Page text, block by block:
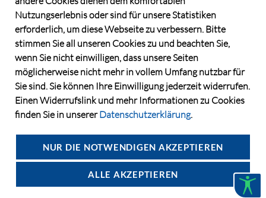
DATENSCHUTZ
Nutzungserlebnis oder sind für unsere Statistiken
erforderlich, um diese Webseite zu verbessern. Bitte
stimmen Sie all unseren Cookies zu und beachten Sie,
wenn Sie nicht einwilligen, dass unsere Seiten
möglicherweise nicht mehr in vollem Umfang nutzbar für
Sie sind. Sie können Ihre Einwilligung jederzeit widerrufen.
Einen Widerrufslink und mehr Informationen zu Cookies
finden Sie in unsererDatenschutzerklärung.
NUR DIE NOTWENDIGEN AKZEPTIEREN
ALLE AKZEPTIEREN